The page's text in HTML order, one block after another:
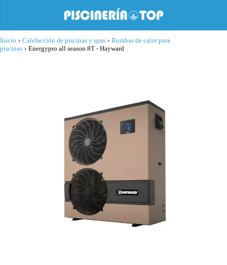
Inicio › Calefacción de piscinas y spas › Bombas de calor para
piscinas › Energypro all season 8T - Hayward